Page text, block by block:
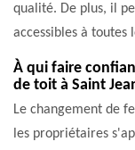
qualité. De plus, il
accessibles à toutes
À qui faire
de toit à Saint
Le changement de
les propriétaires